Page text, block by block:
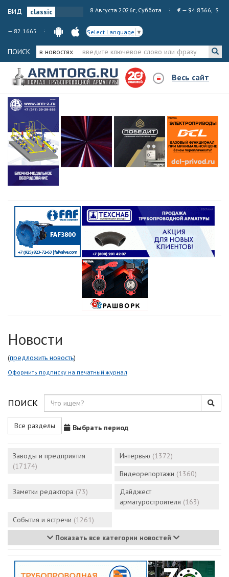
вид 8 Августа 2026г, Суббота € — 94.8366, $
— 82.1665 Select Language ▼
ПОИСК в новостях
Весь сайт
Новости
(предложить новость)
Оформить подписку на печатный журнал
ПОИСК
Все разделы Выбрать период
Заводы и предприятия
(17174)
Интервью (1372)
Видеорепортажи (1360)
Заметки редактора (73)
Дайджест
арматуростроителя (163)
События и встречи (1261)
Показать все категории новостей